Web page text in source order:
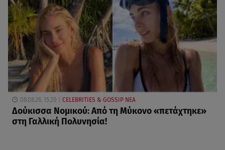
08.08.26, 15:20 CELEBRITIES & GOSSIP ΝΕΑ
Δούκισσα Νομικού: Από τη Μύκονο «πετάχτηκε»
στη Γαλλική Πολυνησία!